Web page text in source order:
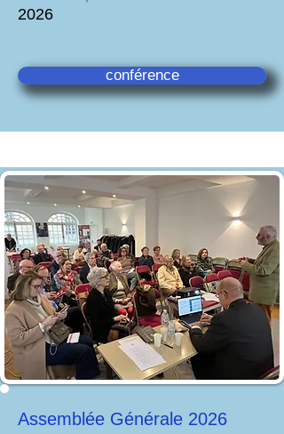
2026
conférence
Assemblée Générale 2026